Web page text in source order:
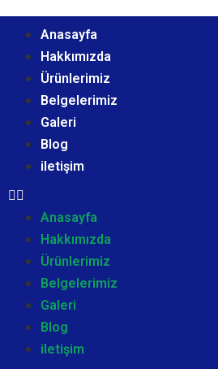
Anasayfa
Hakkımızda
Ürünlerimiz
Belgelerimiz
Galeri
Blog
iletişim
Anasayfa
Hakkımızda
Ürünlerimiz
Belgelerimiz
Galeri
Blog
iletişim